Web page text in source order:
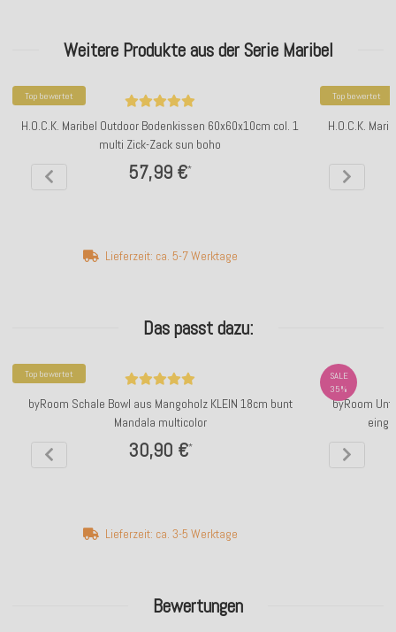
Bewertungen
Weitere Produkte aus der Serie Maribel
Top bewertet
H.O.C.K. Maribel Outdoor Bodenkissen 60x60x10cm col. 1
multi Zick-Zack sun boho
57,99 €*
Lieferzeit: ca. 5-7 Werktage
Top bewertet
H.O.C.K.
Das passt dazu:
Top bewertet
byRoom Schale Bowl aus Mangoholz KLEIN 18cm bunt
Mandala multicolor
30,90 €*
Lieferzeit: ca. 3-5 Werktage
SALE
35%
byRoom